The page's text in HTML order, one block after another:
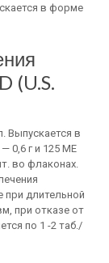
в форме
(U.S.
Выпускается в
0,6 г и 125 ME
во флаконах.
при длительной
при отказе от
по 1 -2 таб./